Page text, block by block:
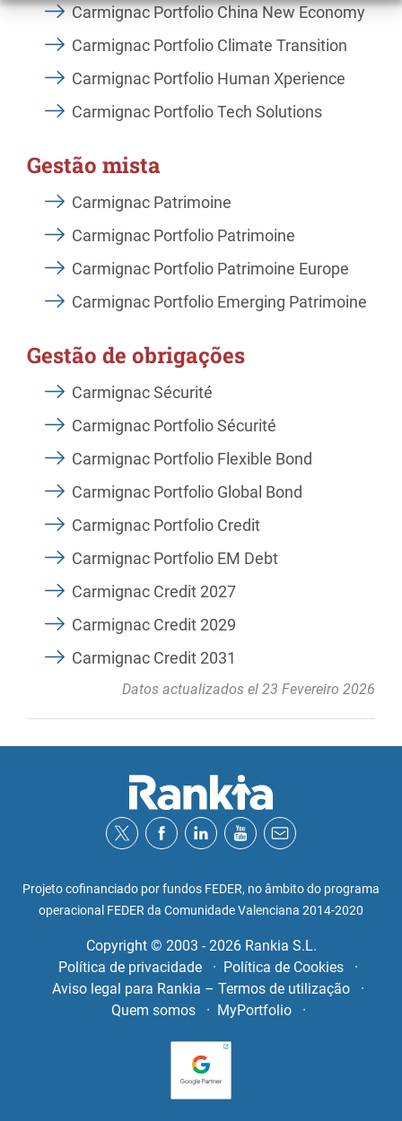
Carmignac Portfolio China New Economy
Carmignac Portfolio Climate Transition
Carmignac Portfolio Human Xperience
Carmignac Portfolio Tech Solutions
Gestão mista
Carmignac Patrimoine
Carmignac Portfolio Patrimoine
Carmignac Portfolio Patrimoine Europe
Carmignac Portfolio Emerging Patrimoine
Gestão de obrigações
Carmignac Sécurité
Carmignac Portfolio Sécurité
Carmignac Portfolio Flexible Bond
Carmignac Portfolio Global Bond
Carmignac Portfolio Credit
Carmignac Portfolio EM Debt
Carmignac Credit 2027
Carmignac Credit 2029
Carmignac Credit 2031
Datos actualizados el 23 Fevereiro 2026
Projeto cofinanciado por fundos FEDER, no âmbito do programa
operacional FEDER da Comunidade Valenciana 2014-2020
Copyright © 2003 - 2026 Rankia S.L.
Política de privacidade
Política de Cookies
Aviso legal para Rankia – Termos de utilização
Quem somos
MyPortfolio